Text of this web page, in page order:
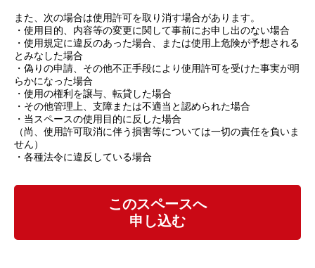
また、次の場合は使用許可を取り消す場合があります。
・使用目的、内容等の変更に関して事前にお申し出のない場合
・使用規定に違反のあった場合、または使用上危険が予想される
とみなした場合
・偽りの申請、その他不正手段により使用許可を受けた事実が明
らかになった場合
・使用の権利を譲与、転貸した場合
・その他管理上、支障または不適当と認められた場合
・当スペースの使用目的に反した場合
（尚、使用許可取消に伴う損害等については一切の責任を負いま
せん）
・各種法令に違反している場合
このスペースへ
申し込む